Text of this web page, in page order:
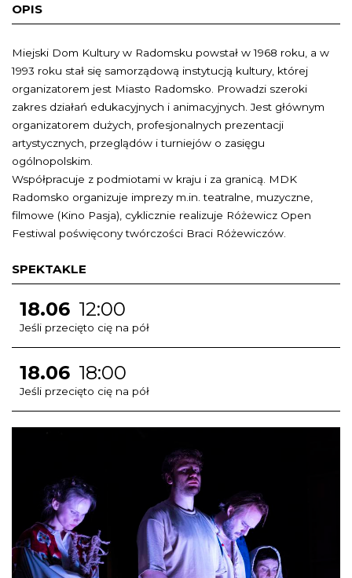
OPIS
Miejski Dom Kultury w Radomsku powstał w 1968 roku, a w
1993 roku stał się samorządową instytucją kultury, której
organizatorem jest Miasto Radomsko. Prowadzi szeroki
zakres działań edukacyjnych i animacyjnych. Jest głównym
organizatorem dużych, profesjonalnych prezentacji
artystycznych, przeglądów i turniejów o zasięgu
ogólnopolskim.
Współpracuje z podmiotami w kraju i za granicą. MDK
Radomsko organizuje imprezy m.in. teatralne, muzyczne,
filmowe (Kino Pasja), cyklicznie realizuje Różewicz Open
Festiwal poświęcony twórczości Braci Różewiczów.
SPEKTAKLE
18.06 12:00
Jeśli przecięto cię na pół
18.06 18:00
Jeśli przecięto cię na pół